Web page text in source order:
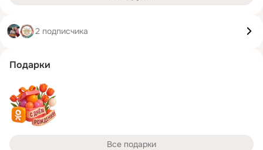
2 подписчика
Подарки
Все подарки